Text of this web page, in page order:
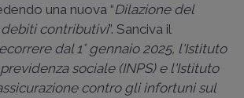
una nuova “Dilazione del
contributivi”. Sanciva il
dal 1° gennaio 2025, l'Istituto
sociale (INPS) e l'Istituto
contro gli infortuni sul